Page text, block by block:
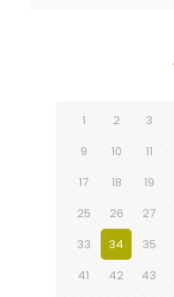
1 2 3
9
10 11
17
18 19
25
26 27
33
34 35
41
42 43